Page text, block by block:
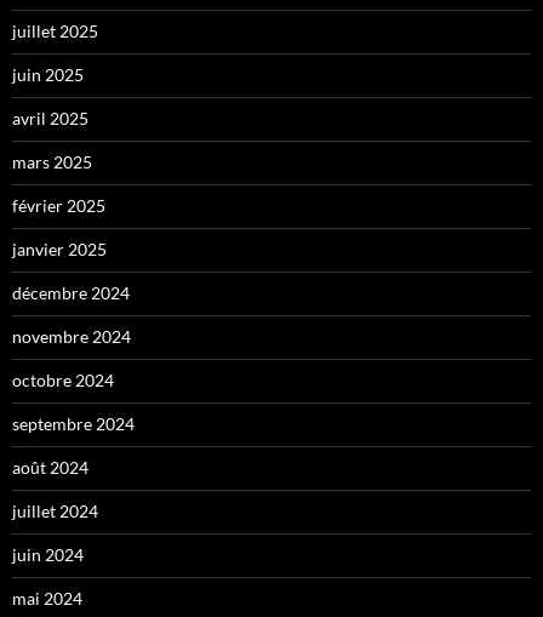
juillet 2025
juin 2025
avril 2025
mars 2025
février 2025
janvier 2025
décembre 2024
novembre 2024
octobre 2024
septembre 2024
août 2024
juillet 2024
juin 2024
mai 2024